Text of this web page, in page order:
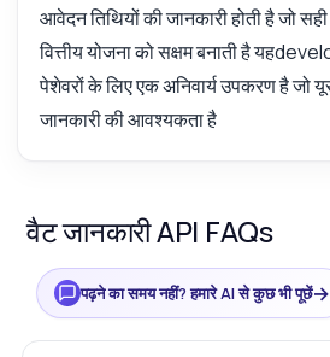
आवेदन तिथियों की जानकारी होती है जो
वित्तीय योजना को सक्षम बनाती है
पेशेवरों के लिए एक अनिवार्य उपकरण है जो
जानकारी की आवश्यकता है
वैट जानकारी API FAQs
पढ़ने का समय नहीं? हमारे AI से कुछ भी पूछें→